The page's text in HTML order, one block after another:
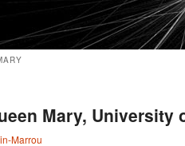
Mary, University
Marrou